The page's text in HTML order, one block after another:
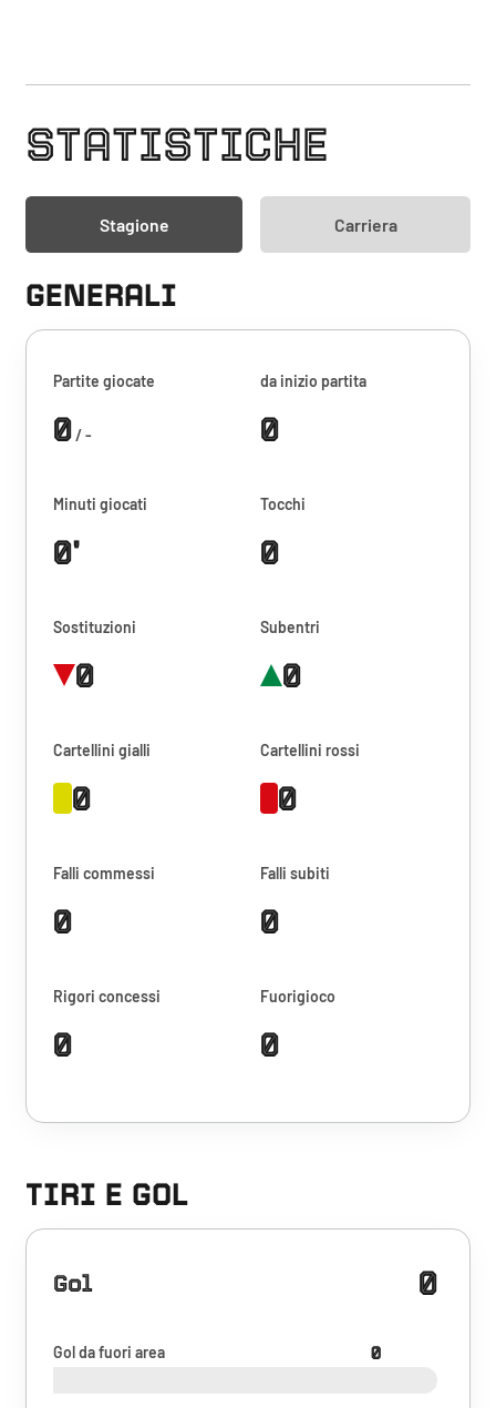
STATISTICHE
Stagione Carriera
GENERALI
Partite giocate
0/ -
da inizio partita
0
Minuti giocati
0'
Tocchi
0
Sostituzioni
0
Subentri
0
Cartellini gialli
0
Cartellini rossi
0
Falli commessi
0
Falli subiti
0
Rigori concessi
0
Fuorigioco
0
TIRI E GOL
Gol 0
Gol da fuori area 0